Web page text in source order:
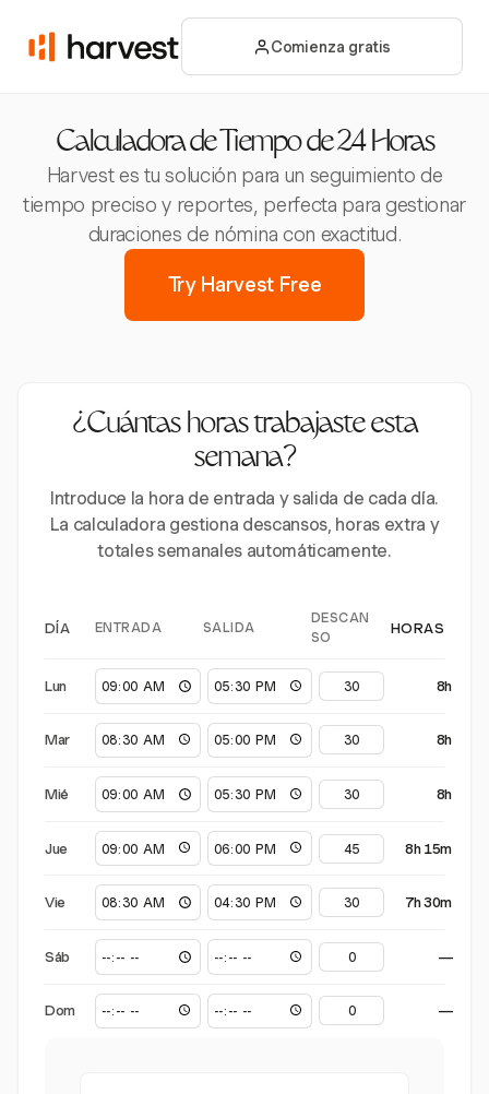
Comienza gratis
Calculadora de Tiempo de 24 Horas
Harvest es tu solución para un seguimiento de
tiempo preciso y reportes, perfecta para gestionar
duraciones de nómina con exactitud.
Try Harvest Free
¿Cuántas horas trabajaste esta
semana?
Introduce la hora de entrada y salida de cada día.
La calculadora gestiona descansos, horas extra y
totales semanales automáticamente.
DÍA ENTRADA SALIDA
DESCAN
SO
HORAS
Lun 8h
Mar 8h
Mié 8h
Jue 8h 15m
Vie 7h 30m
Sáb —
Dom —